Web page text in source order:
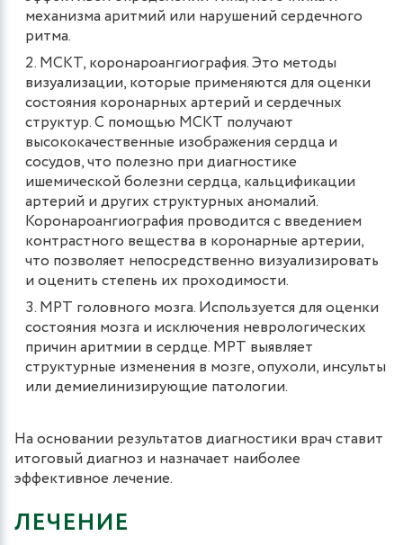
механизма аритмий или нарушений сердечного
ритма.
МСКТ, коронароангиография. Это методы
визуализации, которые применяются для оценки
состояния коронарных артерий и сердечных
структур. С помощью МСКТ получают
высококачественные изображения сердца и
сосудов, что полезно при диагностике
ишемической болезни сердца, кальцификации
артерий и других структурных аномалий.
Коронароангиография проводится с введением
контрастного вещества в коронарные артерии,
что позволяет непосредственно визуализировать
и оценить степень их проходимости.
МРТ головного мозга. Используется для оценки
состояния мозга и исключения неврологических
причин аритмии в сердце. МРТ выявляет
структурные изменения в мозге, опухоли, инсульты
или демиелинизирующие патологии.
На основании результатов диагностики врач ставит
итоговый диагноз и назначает наиболее
эффективное лечение.
ЛЕЧЕНИЕ